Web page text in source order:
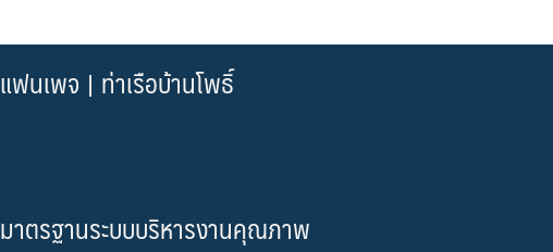
แฟนเพจ | ท่าเรือบ้านโพธิ์
มาตรฐานระบบบริหารงานคุณภาพ